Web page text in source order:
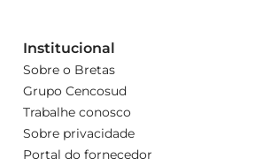
Institucional
Sobre o Bretas
Grupo Cencosud
Trabalhe conosco
Sobre privacidade
Portal do fornecedor